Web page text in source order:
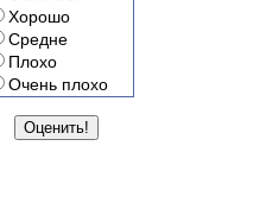
Хорошо
Средне
Плохо
Очень плохо